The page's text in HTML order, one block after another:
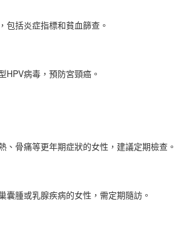
括炎症指標和貧血篩查。
病毒，預防宮頸癌。
骨痛等更年期症狀的女性，建議定期檢查。
腫或乳腺疾病的女性，需定期隨訪。